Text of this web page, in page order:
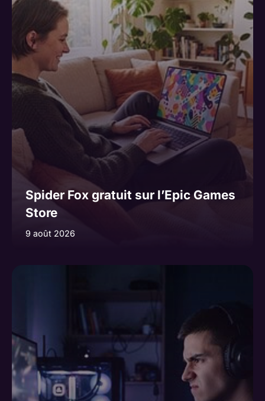
Spider Fox gratuit sur l’Epic Games
Store
9 août 2026